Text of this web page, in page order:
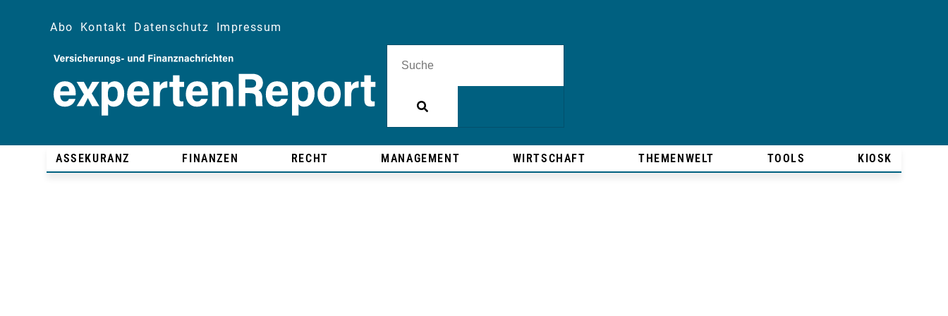
Abo Kontakt Datenschutz Impressum
ASSEKURANZ FINANZEN RECHT MANAGEMENT WIRTSCHAFT THEMENWELT TOOLS KIOSK